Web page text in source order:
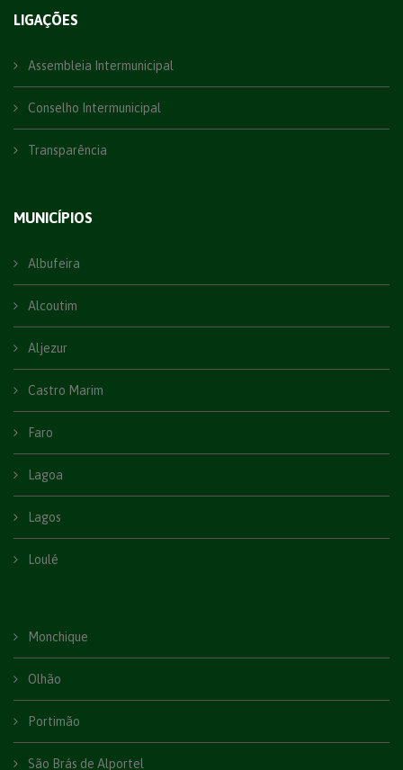
LIGAÇÕES
Assembleia Intermunicipal
Conselho Intermunicipal
Transparência
MUNICÍPIOS
Albufeira
Alcoutim
Aljezur
Castro Marim
Faro
Lagoa
Lagos
Loulé
Monchique
Olhão
Portimão
São Brás de Alportel